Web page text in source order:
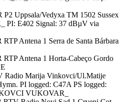
P2 Uppsala/Vedyxa TM 1502 Sussex
PI: E402 Signal: 37 dBµV via
Antena 1 Serra de Santa Bárbara
Antena 1 Horta-Cabeço Gordo
Radio Marija Vinkovci/Ul.Matije
PI logged: C47A PS logged:
VUKOVAR_